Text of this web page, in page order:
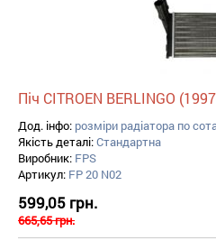
Піч CITROEN BERLINGO
Дод. інфо: розміри радіатора по
Якість деталі:Стандартна
Виробник: FPS
Артикул: FP 20 N02
599,05 грн.
665,65 грн.